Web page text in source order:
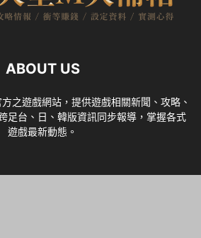
ABOUT US
方之遊戲網站，提供遊戲相關新聞、攻略、
足台、日、韓版資訊同步報導，掌握各式
遊戲最新動態。